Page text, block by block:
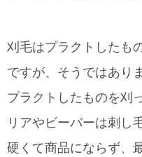
刈毛はプラクトしたも
ですが、そうではあり
プラクトしたものを刈
リアやビーバーは刺し
硬くて商品にならず、